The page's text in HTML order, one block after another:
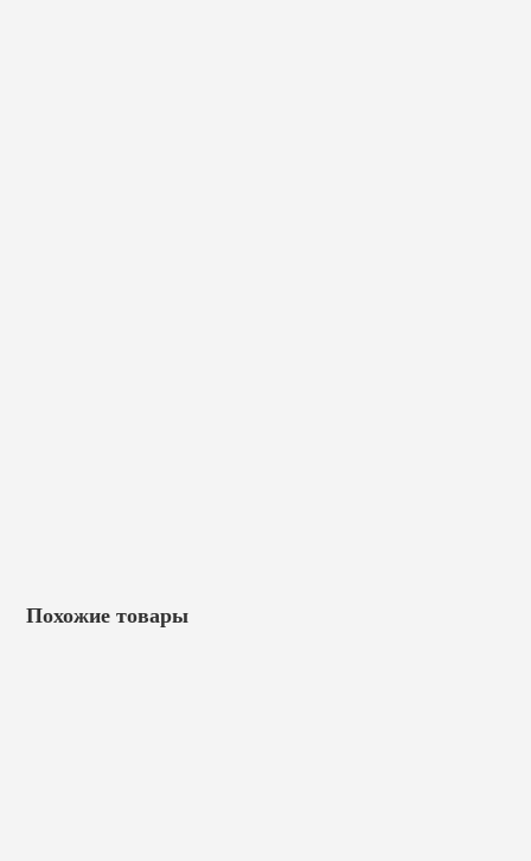
Похожие товары